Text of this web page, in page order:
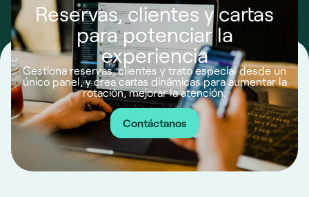
Reservas, clientes y cartas
para potenciar la
experiencia
Gestiona reservas, clientes y trato especial desde un
único panel, y crea cartas dinámicas para aumentar la
rotación, mejorar la atención.
Contáctanos